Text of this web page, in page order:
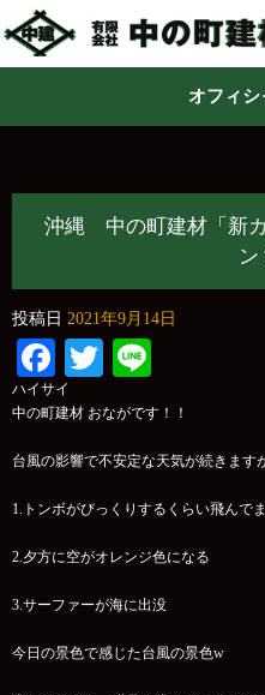
オフィシ
沖縄 中の町建材「新
ン
投稿日 2021年9月14日
Facebook
Twitter
ハイサイ
中の町建材 おながです！！
台風の影響で不安定な天気が続きます
1.トンボがびっくりするくらい飛んで
2.夕方に空がオレンジ色になる
3.サーファーが海に出没
今日の景色で感じた台風の景色w